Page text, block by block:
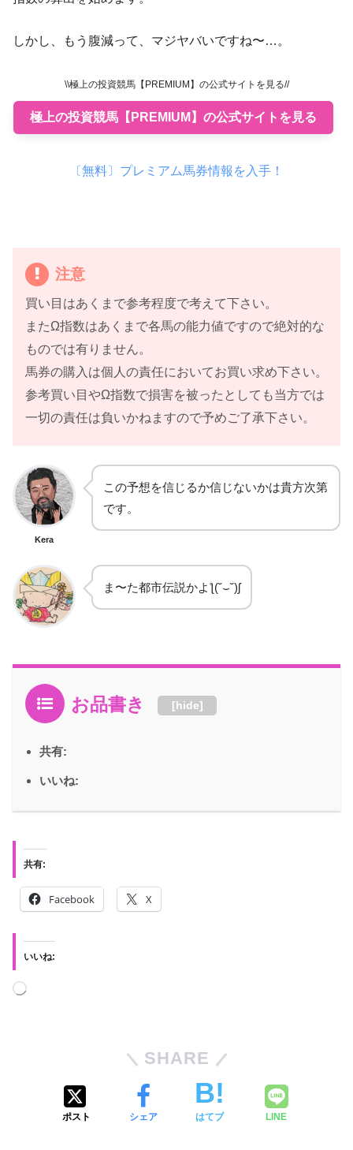
しかし、もう腹減って、マジヤバいですね〜…。
\\極上の投資競馬【PREMIUM】の公式サイトを見る//
極上の投資競馬【PREMIUM】の公式サイトを見る
〔無料〕プレミアム馬券情報を入手！
注意
買い目はあくまで参考程度で考えて下さい。
またΩ指数はあくまで各馬の能力値ですので絶対的な
ものでは有りません。
馬券の購入は個人の責任においてお買い求め下さい。
参考買い目やΩ指数で損害を被ったとしても当方では
一切の責任は負いかねますので予めご了承下さい。
Kera
この予想を信じるか信じないかは貴方次第
です。
ま〜た都市伝説かよƪ(˘⌣˘)ʃ
お品書き [hide]
共有:
いいね:
共有:
Facebook X
いいね:
SHARE
ポスト シェア はてブ LINE